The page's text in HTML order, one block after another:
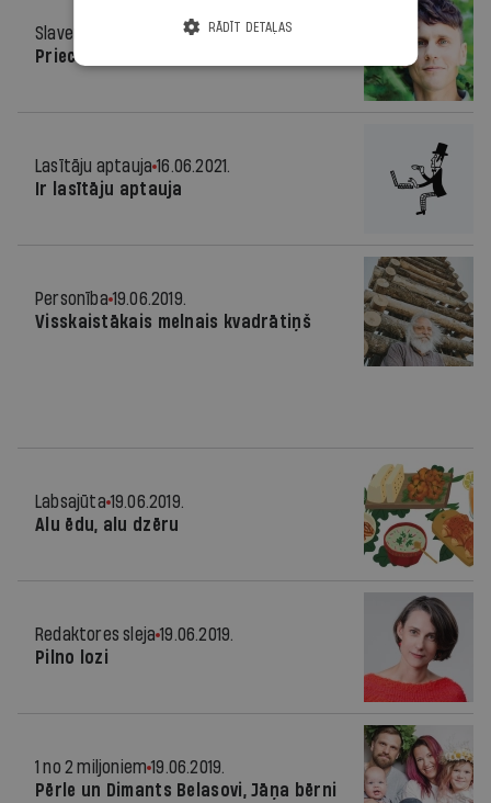
Slavenība
16.06.2021.
Priecīgs un spēka pilns
Lasītāju aptauja 16.06.2021.
Ir lasītāju aptauja
Personība 19.06.2019.
Visskaistākais melnais kvadrātiņš
Labsajūta 19.06.2019.
Alu ēdu, alu dzēru
Redaktores sleja 19.06.2019.
Pilno lozi
1 no 2 miljoniem 19.06.2019.
Pērle un Dimants Belasovi, Jāņa bērni
RĀDĪT DETAĻAS